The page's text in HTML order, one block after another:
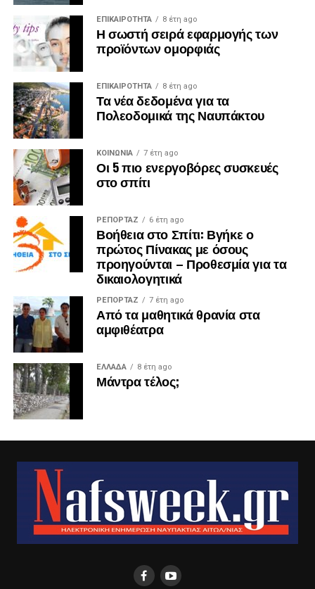
ΕΠΙΚΑΙΡΟΤΗΤΑ 8 έτη ago
Η σωστή σειρά εφαρμογής των
προϊόντων ομορφιάς
ΕΠΙΚΑΙΡΟΤΗΤΑ 8 έτη ago
Τα νέα δεδομένα για τα
Πολεοδομικά της Ναυπάκτου
ΚΟΙΝΩΝΙΑ 7 έτη ago
Οι 5 πιο ενεργοβόρες συσκευές
στο σπίτι
ΡΕΠΟΡΤΑΖ 6 έτη ago
Βοήθεια στο Σπίτι: Βγήκε ο
πρώτος Πίνακας με όσους
προηγούνται – Προθεσμία για τα
δικαιολογητικά
ΡΕΠΟΡΤΑΖ 7 έτη ago
Από τα μαθητικά θρανία στα
αμφιθέατρα
ΕΛΛΑΔΑ 8 έτη ago
Μάντρα τέλος;